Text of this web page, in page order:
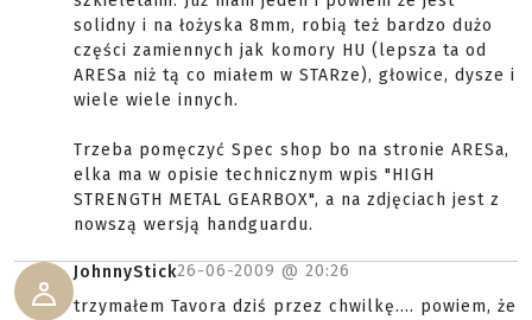
solidny i na łożyska 8mm, robią też bardzo dużo
części zamiennych jak komory HU (lepsza ta od
ARESa niż tą co miałem w STARze), głowice, dysze i
wiele wiele innych.
Trzeba pomęczyć Spec shop bo na stronie ARESa,
elka ma w opisie technicznym wpis "HIGH
STRENGTH METAL GEARBOX", a na zdjęciach jest z
nowszą wersją handguardu.
JohnnyStick26-06-2009 @ 20:26
trzymałem Tavora dziś przez chwilkę.... powiem, że